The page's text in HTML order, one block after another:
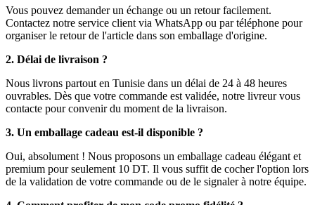
Vous pouvez demander un échange ou un retour facilement.
Contactez notre service client via WhatsApp ou par téléphone pour
organiser le retour de l'article dans son emballage d'origine.
2. Délai de livraison ?
Nous livrons partout en Tunisie dans un délai de 24 à 48 heures
ouvrables. Dès que votre commande est validée, notre livreur vous
contacte pour convenir du moment de la livraison.
3. Un emballage cadeau est-il disponible ?
Oui, absolument ! Nous proposons un emballage cadeau élégant et
premium pour seulement 10 DT. Il vous suffit de cocher l'option lors
de la validation de votre commande ou de le signaler à notre équipe.